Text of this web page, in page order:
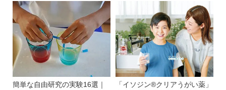
簡単な自由研究の実験16選｜
「イソジン®クリアうがい薬」